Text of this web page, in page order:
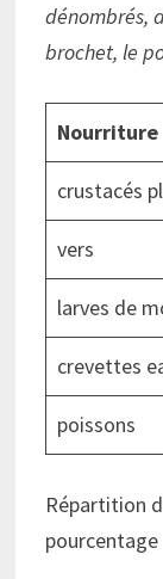
dénombrés,
brochet, le
Nourriture
crustacés
vers
larves de
crevettes
poissons
Répartition
pourcentage